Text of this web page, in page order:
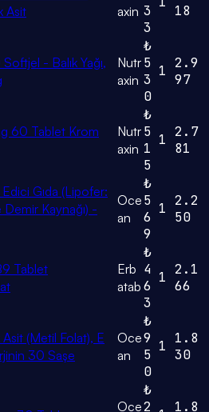
Asit
axin 3
3
18
- Balık Yağı,
Nutr
axin
₺
5
3
0
1 2.9
97
60 Tablet Krom
Nutr
axin
₺
5
1
5
1 2.7
81
Gıda (Lipofer:
Kaynağı) -
Oce
an
₺
5
6
9
1 2.2
50
Tablet
Erb
atab
₺
4
6
3
1 2.1
66
(Metil Folat), E
30 Saşe
Oce
an
₺
9
5
0
1
1.8
30
Oce
₺
2
1.8